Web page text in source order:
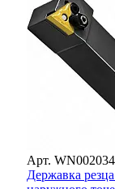
Арт.
Державка